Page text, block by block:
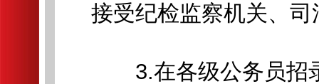
接受纪检监察机关、
3.在各级公务员招